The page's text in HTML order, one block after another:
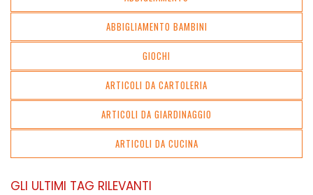
ABBIGLIAMENTO BAMBINI
GIOCHI
ARTICOLI DA CARTOLERIA
ARTICOLI DA GIARDINAGGIO
ARTICOLI DA CUCINA
GLI ULTIMI TAG RILEVANTI